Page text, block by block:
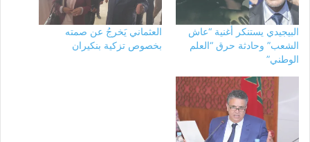
البيجيدي يستنكر أغنية “عاش
الشعب” وحادثة حرق “العلم
الوطني”
العثماني يَخرجُ عن صمته
بخصوص تزكية بنكيران